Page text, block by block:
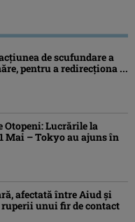
de scufundare a
pentru a redirecționa ...
Otopeni: Lucrările la
Mai – Tokyo au ajuns în
afectată între Aiud şi
unui fir de contact